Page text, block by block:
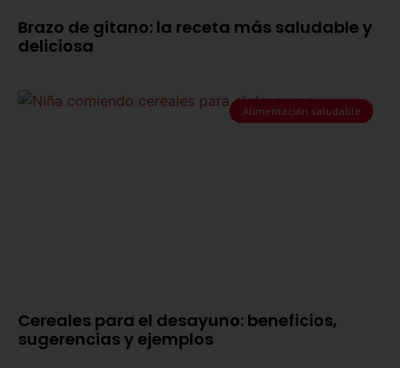
Brazo de gitano: la receta más saludable y
deliciosa
Alimentación saludable
Cereales para el desayuno: beneficios,
sugerencias y ejemplos